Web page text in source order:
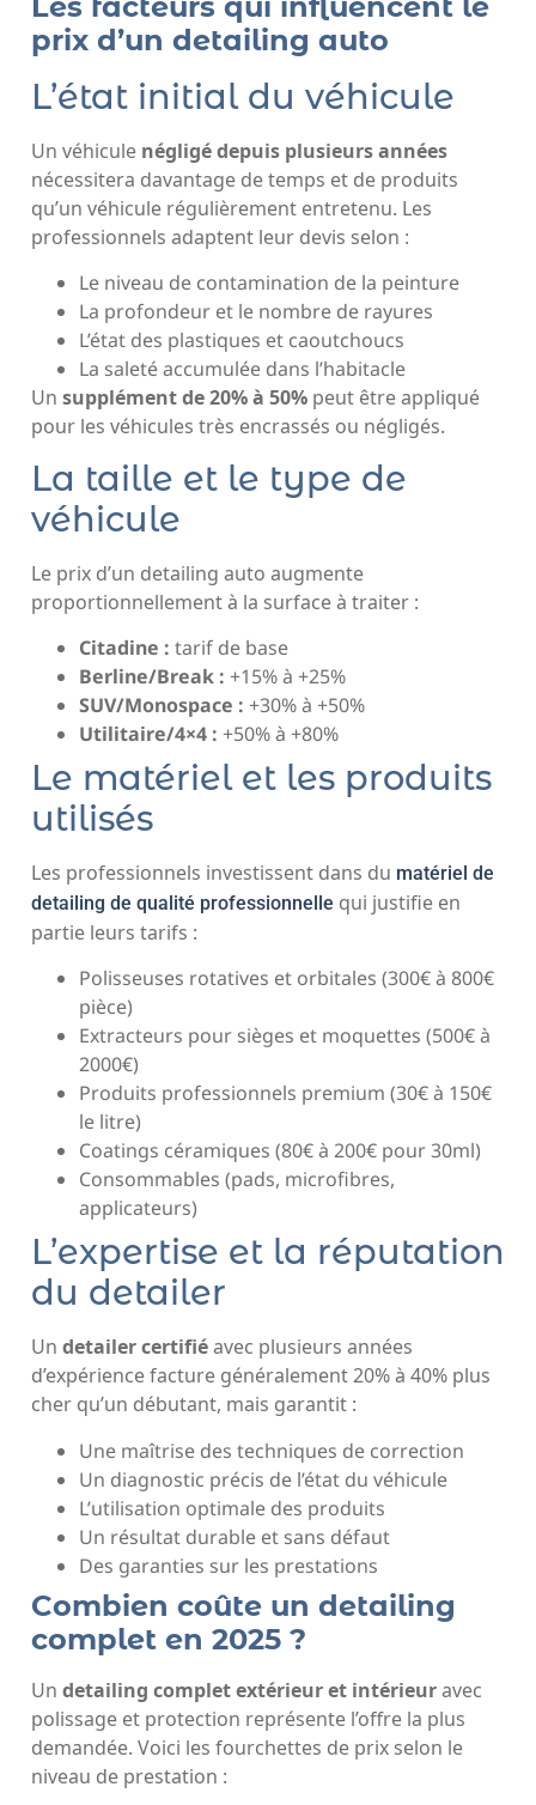
prix d’un detailing auto
L’état initial du véhicule
Un véhicule négligé depuis plusieurs années
nécessitera davantage de temps et de produits
qu’un véhicule régulièrement entretenu. Les
professionnels adaptent leur devis selon :
Le niveau de contamination de la peinture
La profondeur et le nombre de rayures
L’état des plastiques et caoutchoucs
La saleté accumulée dans l’habitacle
Un supplément de 20% à 50% peut être appliqué
pour les véhicules très encrassés ou négligés.
La taille et le type de
véhicule
Le prix d’un detailing auto augmente
proportionnellement à la surface à traiter :
Citadine : tarif de base
Berline/Break : +15% à +25%
SUV/Monospace : +30% à +50%
Utilitaire/4×4 : +50% à +80%
Le matériel et les produits
utilisés
Les professionnels investissent dans du matériel de
detailing de qualité professionnelle qui justifie en
partie leurs tarifs :
Polisseuses rotatives et orbitales (300€ à 800€
pièce)
Extracteurs pour sièges et moquettes (500€ à
2000€)
Produits professionnels premium (30€ à 150€
le litre)
Coatings céramiques (80€ à 200€ pour 30ml)
Consommables (pads, microfibres,
applicateurs)
L’expertise et la réputation
du detailer
Un detailer certifiéavec plusieurs années
d’expérience facture généralement 20% à 40% plus
cher qu’un débutant, mais garantit :
Une maîtrise des techniques de correction
Un diagnostic précis de l’état du véhicule
L’utilisation optimale des produits
Un résultat durable et sans défaut
Des garanties sur les prestations
Combien coûte un detailing
complet en 2025 ?
Un detailing complet extérieur et intérieuravec
polissage et protection représente l’offre la plus
demandée. Voici les fourchettes de prix selon le
niveau de prestation :